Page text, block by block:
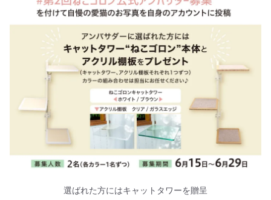
選ばれた方にはキャットタワーを贈呈